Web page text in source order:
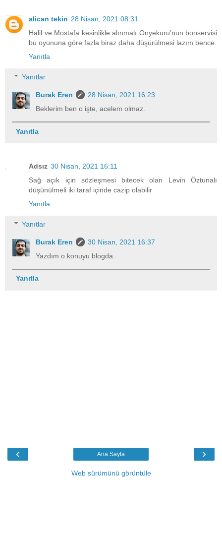
alican tekin 28 Nisan, 2021 08:31
Halil ve Mostafa kesinlikle alınmalı Onyekuru'nun bonservisi
bu oyununa göre fazla biraz daha düşürülmesi lazım bence.
Yanıtla
Yanıtlar
Burak Eren
28 Nisan, 2021 16:23
Beklerim ben o işte, acelem olmaz.
Yanıtla
Adsız 30 Nisan, 2021 16:11
Sağ açık için sözleşmesi bitecek olan Levin Öztunalı
düşünülmeli iki taraf içinde cazip olabilir
Yanıtla
Yanıtlar
Burak Eren
30 Nisan, 2021 16:37
Yazdım o konuyu blogda.
Yanıtla
‹ ›
Ana Sayfa
Web sürümünü görüntüle